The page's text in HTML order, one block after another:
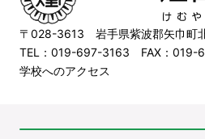
〒028-3613 岩手県紫波郡矢巾町
TEL：019-697-3163 FAX：019-
学校へのアクセス